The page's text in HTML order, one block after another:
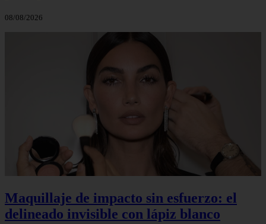
08/08/2026
Maquillaje de impacto sin esfuerzo: el
delineado invisible con lápiz blanco